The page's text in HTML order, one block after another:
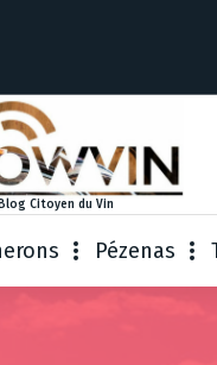
Citoyen du Vin
Pézenas